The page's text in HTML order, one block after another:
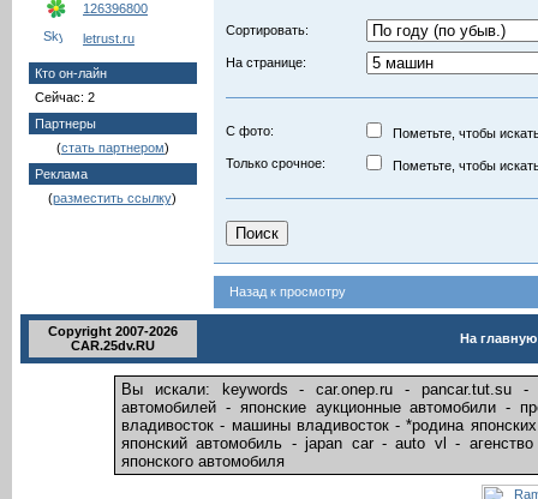
126396800
letrust.ru
Кто он-лайн
Сейчас: 2
Партнеры
(стать партнером)
Реклама
(разместить ссылку)
Сортировать:
На странице:
С фото: Пометьте, чтобы
Только срочное: Пометьте, чтобы
Назад к просмотру
Copyright 2007-2026
CAR.25dv.RU
На главную
Вы искали: keywords - car.onep.ru - pancar.tut.su -
автомобилей - японские аукционные автомобили -
владивосток - машины владивосток - *родина
японский автомобиль - japan car - auto vl - агенство
японского автомобиля